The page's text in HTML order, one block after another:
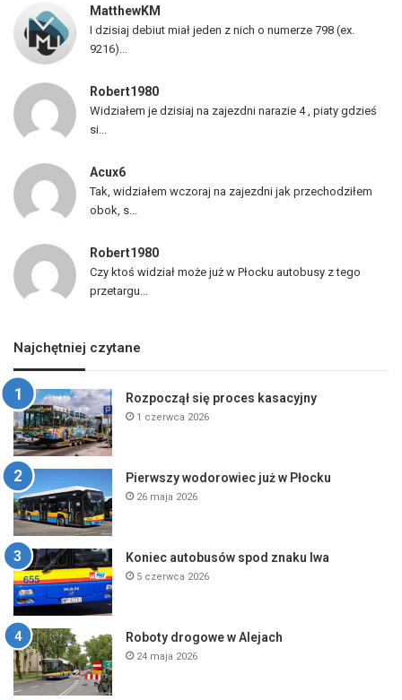
w
MatthewKM
I dzisiaj debiut miał jeden z nich o numerze 798 (ex.
9216)...
Robert1980
Widziałem je dzisiaj na zajezdni narazie 4 , piaty gdzieś
si...
Acux6
Tak, widziałem wczoraj na zajezdni jak przechodziłem
obok, s...
Robert1980
Czy ktoś widział może już w Płocku autobusy z tego
przetargu...
Najchętniej czytane
Rozpoczął się proces kasacyjny
1 czerwca 2026
Pierwszy wodorowiec już w Płocku
26 maja 2026
Koniec autobusów spod znaku lwa
5 czerwca 2026
Roboty drogowe w Alejach
24 maja 2026